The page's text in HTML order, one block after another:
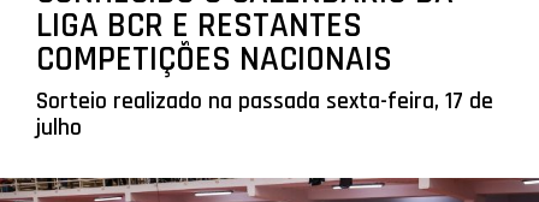
LIGA BCR E RESTANTES
COMPETIÇÕES NACIONAIS
Sorteio realizado na passada sexta-feira, 17 de
julho